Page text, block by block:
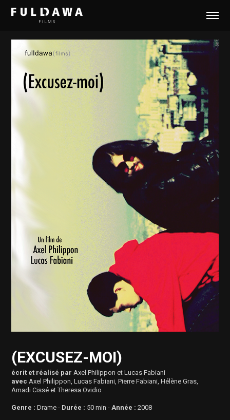
(EXCUSEZ-MOI)
écrit et réalisé par Axel Philippon et Lucas Fabiani
avec Axel Philippon, Lucas Fabiani, Pierre Fabiani, Hélène Gras,
Amadi Cissé et Theresa Ovidio
Genre : Drame - Durée : 50 min- Année : 2008